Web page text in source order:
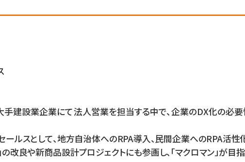
手建設業企業にて法人営業を担当する中で、企業のDX化の必要
ルスとして、地方自治体へのRPA導入、民間企業へのRPA活性
の改良や新商品設計プロジェクトにも参画し、「マクロマン」が目